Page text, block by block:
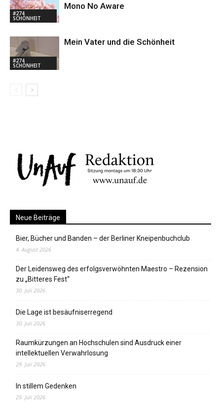
#274
SCHÖNHEIT
Mono No Aware
#274
SCHÖNHEIT
Mein Vater und die Schönheit
Neue Beiträge
Bier, Bücher und Banden – der Berliner Kneipenbuchclub
4. August 2026
Der Leidensweg des erfolgsverwöhnten Maestro – Rezension
zu „Bitteres Fest“
30. Juli 2026
Die Lage ist besäufniserregend
30. Juli 2026
Raumkürzungen an Hochschulen sind Ausdruck einer
intellektuellen Verwahrlosung
29. Juli 2026
In stillem Gedenken
29. Juli 2026